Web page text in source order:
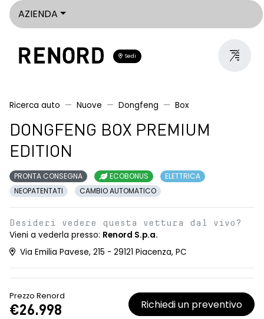
AZIENDA
Sedi
Ricerca auto Nuove Dongfeng Box
DONGFENG BOX PREMIUM
EDITION
PRONTA CONSEGNA ECOBONUS
ELETTRICA
NEOPATENTATI
CAMBIO AUTOMATICO
Desideri vedere questa vettura dal vivo?
Vieni a vederla presso: Renord S.p.a.
Via Emilia Pavese, 215 - 29121 Piacenza, PC
Prezzo Renord
€26.998 Richiedi un preventivo